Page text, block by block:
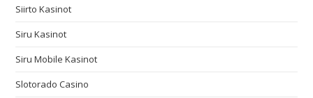
Siirto Kasinot
Siru Kasinot
Siru Mobile Kasinot
Slotorado Casino